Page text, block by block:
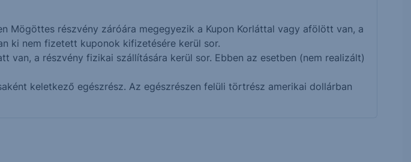
Mögöttes részvény záróára megegyezik a Kupon Korláttal vagy afölött van, a
ki nem fizetett kuponok kifizetésére kerül sor.
a részvény fizikai szállítására kerül sor. Ebben az esetben (nem realizált)
keletkező egészrész. Az egészrészen felüli törtrész amerikai dollárban